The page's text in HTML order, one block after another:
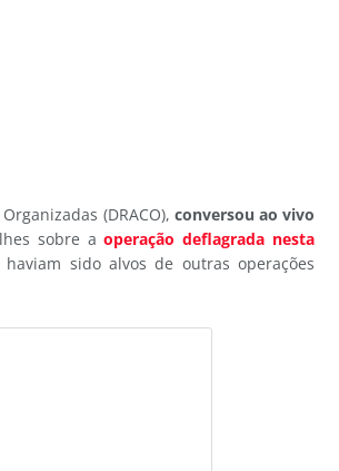
(DRACO), conversou ao vivo
sobre aoperação deflagrada nesta
sido alvos de outras operações